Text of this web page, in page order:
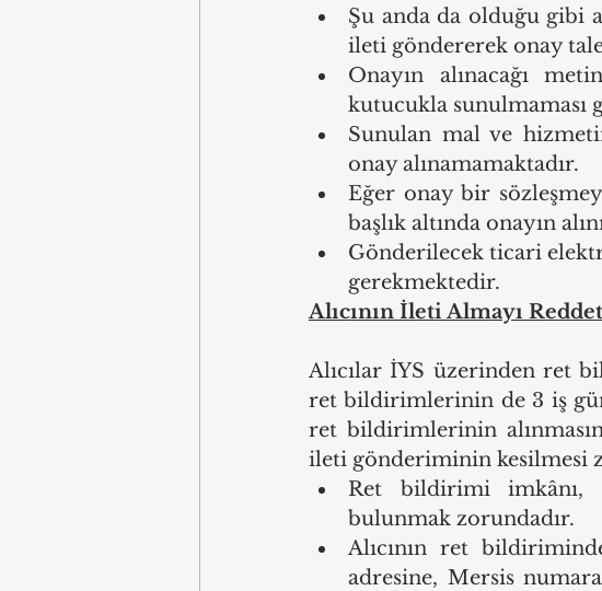
Şu anda da olduğu gibi
ileti göndererek onay
Onayın alınacağı
kutucukla sunulmaması
Sunulan mal ve
onay alınamamaktadır.
Eğer onay bir
başlık altında onayın
Gönderilecek ticari
gerekmektedir.
Alıcının İleti Almayı
Alıcılar İYS üzerinden ret
ret bildirimlerinin de 3 iş
ret bildirimlerinin
ileti gönderiminin kesilmesi
Ret bildirimi imkânı,
bulunmak zorundadır.
Alıcının ret
adresine, Mersis